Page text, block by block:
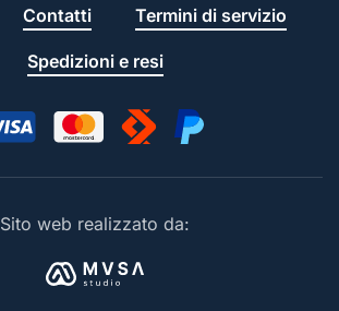
Contatti Termini di servizio
Spedizioni e resi
Sito web realizzato da: